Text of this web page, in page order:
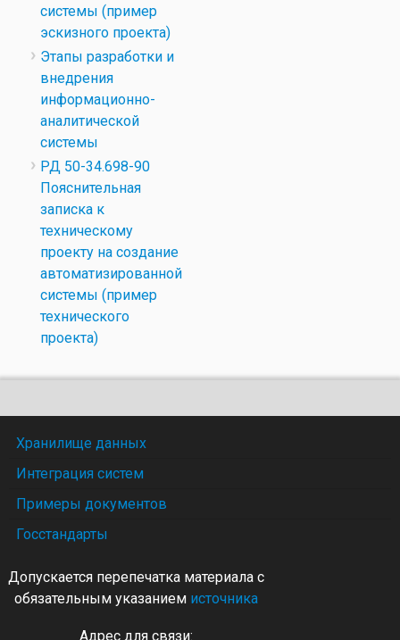
системы (пример
эскизного проекта)
Этапы разработки и
внедрения
информационно-
аналитической
системы
РД 50-34.698-90
Пояснительная
записка к
техническому
проекту на создание
автоматизированной
системы (пример
технического
проекта)
Хранилище данных
Интеграция систем
Примеры документов
Госстандарты
Допускается перепечатка материала с
обязательным указанием источника
Адрес для связи: